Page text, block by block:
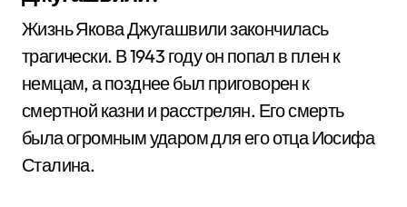
Жизнь Якова Джугашвили закончилась
трагически. В 1943 году он попал в плен к
немцам, а позднее был приговорен к
смертной казни и расстрелян. Его смерть
была огромным ударом для его отца Иосифа
Сталина.